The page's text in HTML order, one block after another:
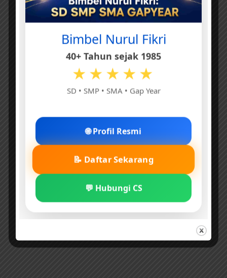
Bimbel Nurul Fikri
40+ Tahun sejak 1985
★★★★★
SD • SMP • SMA • Gap Year
🌐 Profil Resmi
📝 Daftar Sekarang
💬 Hubungi CS